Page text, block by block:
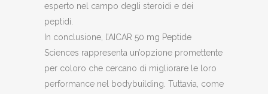
esperto nel campo degli steroidi e dei
peptidi.
In conclusione, l’AICAR 50 mg Peptide
Sciences rappresenta un’opzione promettente
per coloro che cercano di migliorare le loro
performance nel bodybuilding. Tuttavia, come